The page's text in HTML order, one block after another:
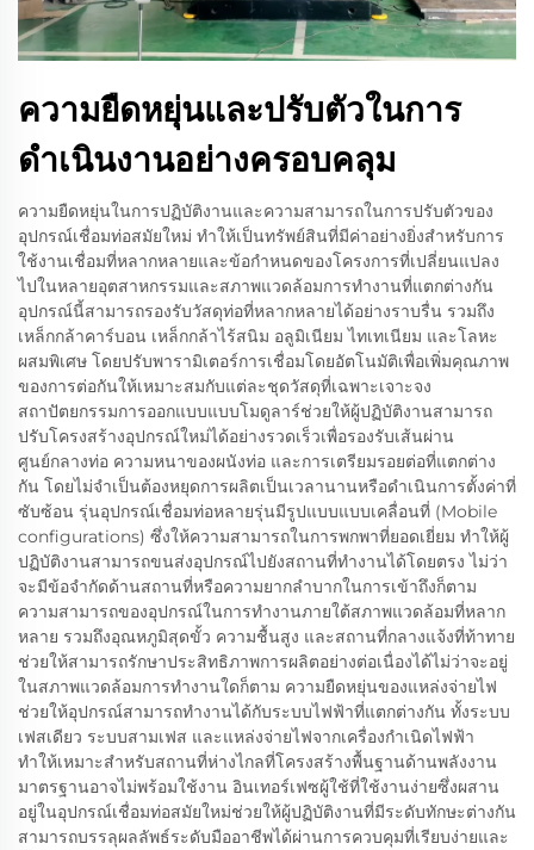
ความยืดหยุ่นและปรับตัวในการ
ดำเนินงานอย่างครอบคลุม
ความยืดหยุ่นในการปฏิบัติงานและความสามารถในการปรับตัวของ
อุปกรณ์เชื่อมท่อสมัยใหม่ ทำให้เป็นทรัพย์สินที่มีค่าอย่างยิ่งสำหรับการ
ใช้งานเชื่อมที่หลากหลายและข้อกำหนดของโครงการที่เปลี่ยนแปลง
ไปในหลายอุตสาหกรรมและสภาพแวดล้อมการทำงานที่แตกต่างกัน
อุปกรณ์นี้สามารถรองรับวัสดุท่อที่หลากหลายได้อย่างราบรื่น รวมถึง
เหล็กกล้าคาร์บอน เหล็กกล้าไร้สนิม อลูมิเนียม ไทเทเนียม และโลหะ
ผสมพิเศษ โดยปรับพารามิเตอร์การเชื่อมโดยอัตโนมัติเพื่อเพิ่มคุณภาพ
ของการต่อกันให้เหมาะสมกับแต่ละชุดวัสดุที่เฉพาะเจาะจง
สถาปัตยกรรมการออกแบบแบบโมดูลาร์ช่วยให้ผู้ปฏิบัติงานสามารถ
ปรับโครงสร้างอุปกรณ์ใหม่ได้อย่างรวดเร็วเพื่อรองรับเส้นผ่าน
ศูนย์กลางท่อ ความหนาของผนังท่อ และการเตรียมรอยต่อที่แตกต่าง
กัน โดยไม่จำเป็นต้องหยุดการผลิตเป็นเวลานานหรือดำเนินการตั้งค่าที่
ซับซ้อน รุ่นอุปกรณ์เชื่อมท่อหลายรุ่นมีรูปแบบแบบเคลื่อนที่ (Mobile
configurations) ซึ่งให้ความสามารถในการพกพาที่ยอดเยี่ยม ทำให้ผู้
ปฏิบัติงานสามารถขนส่งอุปกรณ์ไปยังสถานที่ทำงานได้โดยตรง ไม่ว่า
จะมีข้อจำกัดด้านสถานที่หรือความยากลำบากในการเข้าถึงก็ตาม
ความสามารถของอุปกรณ์ในการทำงานภายใต้สภาพแวดล้อมที่หลาก
หลาย รวมถึงอุณหภูมิสุดขั้ว ความชื้นสูง และสถานที่กลางแจ้งที่ท้าทาย
ช่วยให้สามารถรักษาประสิทธิภาพการผลิตอย่างต่อเนื่องได้ไม่ว่าจะอยู่
ในสภาพแวดล้อมการทำงานใดก็ตาม ความยืดหยุ่นของแหล่งจ่ายไฟ
ช่วยให้อุปกรณ์สามารถทำงานได้กับระบบไฟฟ้าที่แตกต่างกัน ทั้งระบบ
เฟสเดียว ระบบสามเฟส และแหล่งจ่ายไฟจากเครื่องกำเนิดไฟฟ้า
ทำให้เหมาะสำหรับสถานที่ห่างไกลที่โครงสร้างพื้นฐานด้านพลังงาน
มาตรฐานอาจไม่พร้อมใช้งาน อินเทอร์เฟซผู้ใช้ที่ใช้งานง่ายซึ่งผสาน
อยู่ในอุปกรณ์เชื่อมท่อสมัยใหม่ช่วยให้ผู้ปฏิบัติงานที่มีระดับทักษะต่างกัน
สามารถบรรลุผลลัพธ์ระดับมืออาชีพได้ผ่านการควบคุมที่เรียบง่ายและ